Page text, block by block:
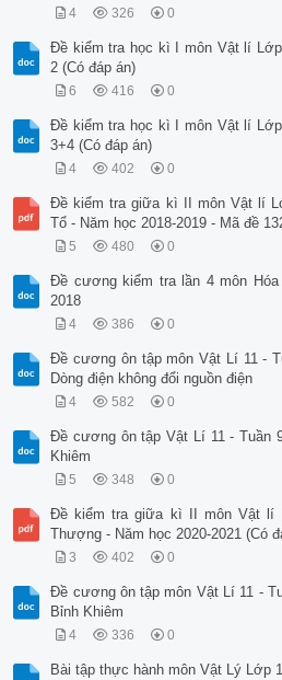
4 326 0
Đề kiểm tra học kì I môn Vật lí
2 (Có đáp án)
6 416 0
Đề kiểm tra học kì I môn Vật lí
3+4 (Có đáp án)
4 402 0
Đề kiểm tra giữa kì II môn Vật lí
Tổ - Năm học 2018-2019 - Mã đề
5 480 0
Đề cương kiểm tra lần 4 môn
2018
4 386 0
Đề cương ôn tập môn Vật Lí 11 -
Dòng điện không đổi nguồn điện
4 582 0
Đề cương ôn tập Vật Lí 11 - Tuần
Khiêm
5 348 0
Đề kiểm tra giữa kì II môn Vật lí
Thượng - Năm học 2020-2021 (Có
3 402 0
Đề cương ôn tập môn Vật Lí 11 -
Bỉnh Khiêm
4 336 0
Bài tập thực hành môn Vật Lý Lớp